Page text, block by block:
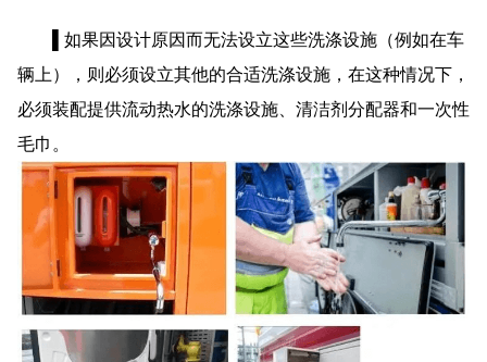
▌如果因设计原因而无法设立这些洗涤设施（例如在车
辆上），则必须设立其他的合适洗涤设施，在这种情况下，
必须装配提供流动热水的洗涤设施、清洁剂分配器和一次性
毛巾。